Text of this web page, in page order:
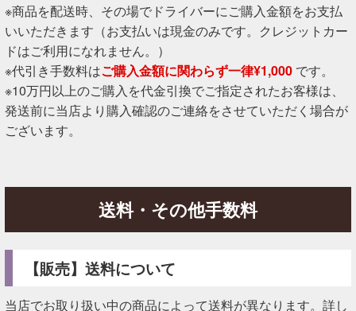
※商品を配送時、その場でドライバーにご購入金額をお支払
いいただきます（お支払いは現金のみです。クレジットカー
ドはご利用になれません。）
※代引き手数料はご購入金額に関わらず一律¥1,000です。
※10万円以上のご購入を代金引換でご指定されたお客様は、
発送前に当店より購入確認のご連絡をさせていただく場合が
ございます。
送料・その他手数料
【販売】送料について
当店でお取り扱い中の商品によって送料が異なります。詳し